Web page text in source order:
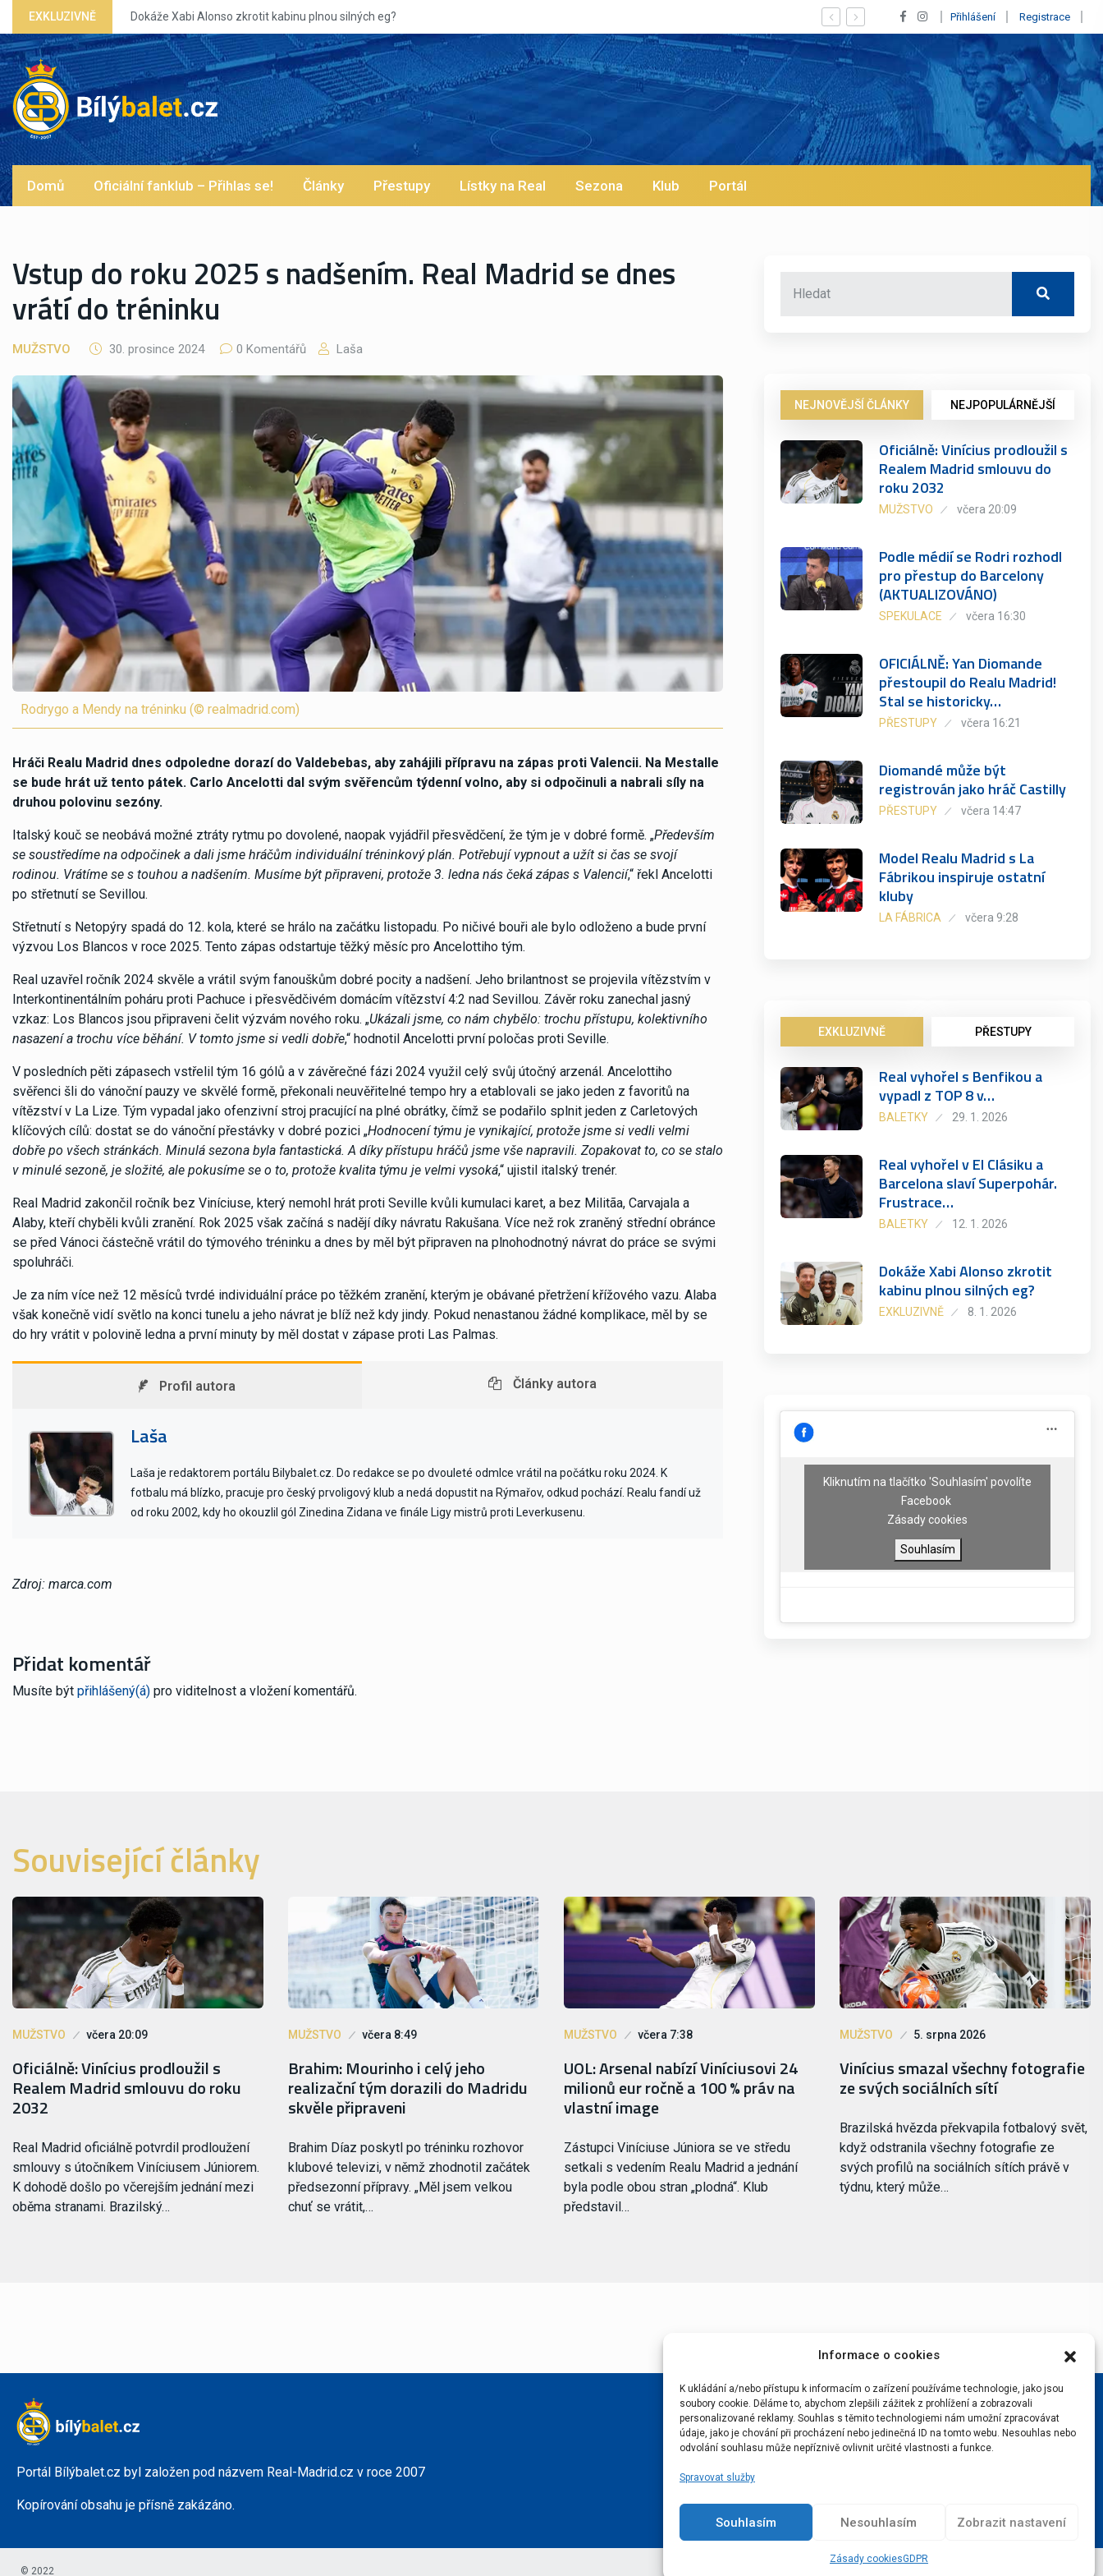
Informace o cookies
K ukládání a/nebo přístupu k informacím o zařízení používáme technologie, jako jsou
soubory cookie. Děláme to, abychom zlepšili zážitek z prohlížení a zobrazovali
personalizované reklamy. Souhlas s těmito technologiemi nám umožní zpracovávat
údaje, jako je chování při procházení nebo jedinečná ID na tomto webu. Nesouhlas nebo
odvolání souhlasu může nepříznivě ovlivnit určité vlastnosti a funkce.
Spravovat služby
Souhlasím Nesouhlasím Zobrazit nastavení
Zásady cookiesGDPR
EXKLUZIVNĚ
kabinu plnou silných eg? Vypískaný Vinícius! Blíží se jeho odchod z Realu a pustí se klub na trh už v lednu? | BALETKY
Přihlášení Registrace
Domů Oficiální fanklub – Přihlas se! Články Přestupy Lístky na Real Sezona Klub Portál
Vstup do roku 2025 s nadšením. Real Madrid se dnes
vrátí do tréninku
MUŽSTVO 30. prosince 2024 0 Komentářů Laša
Rodrygo a Mendy na tréninku (© realmadrid.com)
Hráči Realu Madrid dnes odpoledne dorazí do Valdebebas, aby zahájili přípravu na zápas proti Valencii. Na Mestalle
se bude hrát už tento pátek. Carlo Ancelotti dal svým svěřencům týdenní volno, aby si odpočinuli a nabrali síly na
druhou polovinu sezóny.
Italský kouč se neobává možné ztráty rytmu po dovolené, naopak vyjádřil přesvědčení, že tým je v dobré formě. „Především
se soustředíme na odpočinek a dali jsme hráčům individuální tréninkový plán. Potřebují vypnout a užít si čas se svojí
rodinou. Vrátíme se s touhou a nadšením. Musíme být připraveni, protože 3. ledna nás čeká zápas s Valencií,“ řekl Ancelotti
po střetnutí se Sevillou.
Střetnutí s Netopýry spadá do 12. kola, které se hrálo na začátku listopadu. Po ničivé bouři ale bylo odloženo a bude první
výzvou Los Blancos v roce 2025. Tento zápas odstartuje těžký měsíc pro Ancelottiho tým.
Real uzavřel ročník 2024 skvěle a vrátil svým fanouškům dobré pocity a nadšení. Jeho brilantnost se projevila vítězstvím v
Interkontinentálním poháru proti Pachuce i přesvědčivém domácím vítězství 4:2 nad Sevillou. Závěr roku zanechal jasný
vzkaz: Los Blancos jsou připraveni čelit výzvám nového roku. „Ukázali jsme, co nám chybělo: trochu přístupu, kolektivního
nasazení a trochu více běhání. V tomto jsme si vedli dobře,“ hodnotil Ancelotti první poločas proti Seville.
V posledních pěti zápasech vstřelil tým 16 gólů a v závěrečné fázi 2024 využil celý svůj útočný arzenál. Ancelottiho
svěřenci šli do vánoční pauzy ve skvělé formě, překonali neuvěřitelné tempo hry a etablovali se jako jeden z favoritů na
vítězství v La Lize. Tým vypadal jako ofenzivní stroj pracující na plné obrátky, čímž se podařilo splnit jeden z Carletových
klíčových cílů: dostat se do vánoční přestávky v dobré pozici „Hodnocení týmu je vynikající, protože jsme si vedli velmi
dobře po všech stránkách. Minulá sezona byla fantastická. A díky přístupu hráčů jsme vše napravili. Zopakovat to, co se stalo
v minulé sezoně, je složité, ale pokusíme se o to, protože kvalita týmu je velmi vysoká,“ ujistil italský trenér.
Real Madrid zakončil ročník bez Viníciuse, který nemohl hrát proti Seville kvůli kumulaci karet, a bez Militãa, Carvajala a
Alaby, kteří chyběli kvůli zranění. Rok 2025 však začíná s nadějí díky návratu Rakušana. Více než rok zraněný střední obránce
se před Vánoci částečně vrátil do týmového tréninku a dnes by měl být připraven na plnohodnotný návrat do práce se svými
spoluhráči.
Je za ním více než 12 měsíců tvrdé individuální práce po těžkém zranění, kterým je obávané přetržení křížového vazu. Alaba
však konečně vidí světlo na konci tunelu a jeho návrat je blíž než kdy jindy. Pokud nenastanou žádné komplikace, měl by se
do hry vrátit v polovině ledna a první minuty by měl dostat v zápase proti Las Palmas.
Profil autora Články autora
Laša
Laša je redaktorem portálu Bilybalet.cz. Do redakce se po dvouleté odmlce vrátil na počátku roku 2024. K
fotbalu má blízko, pracuje pro český prvoligový klub a nedá dopustit na Rýmařov, odkud pochází. Realu fandí už
od roku 2002, kdy ho okouzlil gól Zinedina Zidana ve finále Ligy mistrů proti Leverkusenu.
Zdroj: marca.com
Přidat komentář
Musíte být přihlášený(á) pro viditelnost a vložení komentářů.
NEJNOVĚJŠÍ ČLÁNKY NEJPOPULÁRNĚJŠÍ
Oficiálně: Vinícius prodloužil s
Realem Madrid smlouvu do
roku 2032
MUŽSTVO včera 20:09
Podle médií se Rodri rozhodl
pro přestup do Barcelony
(AKTUALIZOVÁNO)
SPEKULACE včera 16:30
OFICIÁLNĚ: Yan Diomande
přestoupil do Realu Madrid!
Stal se historicky…
PŘESTUPY včera 16:21
Diomandé může být
registrován jako hráč Castilly
PŘESTUPY včera 14:47
Model Realu Madrid s La
Fábrikou inspiruje ostatní
kluby
LA FÁBRICA včera 9:28
EXKLUZIVNĚ PŘESTUPY
Real vyhořel s Benfikou a
vypadl z TOP 8 v…
BALETKY 29. 1. 2026
Real vyhořel v El Clásiku a
Barcelona slaví Superpohár.
Frustrace…
BALETKY 12. 1. 2026
Dokáže Xabi Alonso zkrotit
kabinu plnou silných eg?
EXKLUZIVNĚ 8. 1. 2026
Kliknutím na tlačítko 'Souhlasím' povolíte
Facebook
Zásady cookies
Souhlasím
Související články
MUŽSTVO včera 20:09
Oficiálně: Vinícius prodloužil s
Realem Madrid smlouvu do roku
2032
Real Madrid oficiálně potvrdil prodloužení
smlouvy s útočníkem Viníciusem Júniorem.
K dohodě došlo po včerejším jednání mezi
oběma stranami. Brazilský…
MUŽSTVO včera 8:49
Brahim: Mourinho i celý jeho
realizační tým dorazili do Madridu
skvěle připraveni
Brahim Díaz poskytl po tréninku rozhovor
klubové televizi, v němž zhodnotil začátek
předsezonní přípravy. „Měl jsem velkou
chuť se vrátit,…
MUŽSTVO včera 7:38
UOL: Arsenal nabízí Viníciusovi 24
milionů eur ročně a 100 % práv na
vlastní image
Zástupci Viníciuse Júniora se ve středu
setkali s vedením Realu Madrid a jednání
byla podle obou stran „plodná“. Klub
představil…
MUŽSTVO 5. srpna 2026
Vinícius smazal všechny fotografie
ze svých sociálních sítí
Brazilská hvězda překvapila fotbalový svět,
když odstranila všechny fotografie ze
svých profilů na sociálních sítích právě v
týdnu, který může…
Portál Bílýbalet.cz byl založen pod názvem Real-Madrid.cz v roce 2007
Kopírování obsahu je přísně zakázáno.
© 2022